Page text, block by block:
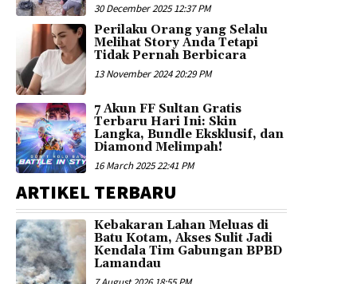
30 December 2025 12:37 PM
Perilaku Orang yang Selalu
Melihat Story Anda Tetapi
Tidak Pernah Berbicara
13 November 2024 20:29 PM
7 Akun FF Sultan Gratis
Terbaru Hari Ini: Skin
Langka, Bundle Eksklusif, dan
Diamond Melimpah!
16 March 2025 22:41 PM
ARTIKEL TERBARU
Kebakaran Lahan Meluas di
Batu Kotam, Akses Sulit Jadi
Kendala Tim Gabungan BPBD
Lamandau